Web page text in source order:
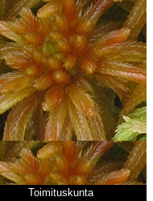
Toimituskunta